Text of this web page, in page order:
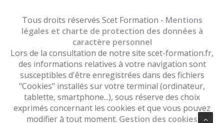
Tous droits réservés Scet Formation - Mentions
légales et charte de protection des données à
caractère personnel
Lors de la consultation de notre site scet-formation.fr,
des informations relatives à votre navigation sont
susceptibles d'être enregistrées dans des fichiers
"Cookies" installés sur votre terminal (ordinateur,
tablette, smartphone...), sous réserve des choix
exprimés concernant les cookies et que vous pouvez
modifier à tout moment. Gestion des cookies